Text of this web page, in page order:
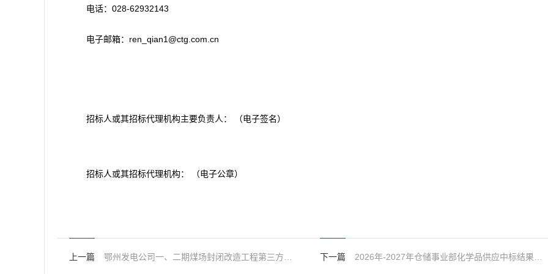
电话：028-62932143
电子邮箱：ren_qian1@ctg.com.cn
招标人或其招标代理机构主要负责人： （电子签名）
招标人或其招标代理机构： （电子公章）
上一篇 下一篇